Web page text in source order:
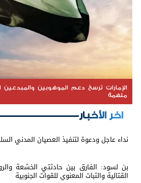
الإمارات ترسخ دعم الموهوبين
ملهمة
اخر الأخبار
نداء عاجل ودعوة لتنفيذ العصيان المدني
بن لسود: الفارق بين حادثتي الخشعة
القتالية والثبات المعنوي للقوات الجنوبية